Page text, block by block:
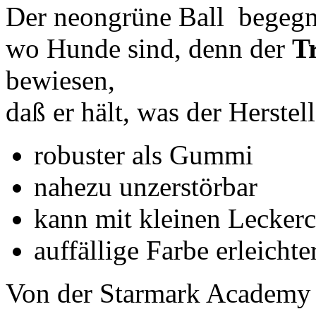
Der neongrüne Ball
wo Hunde sind, denn der
bewiesen,
daß er hält, was der
robuster als Gummi
nahezu unzerstörbar
kann mit kleinen
auffällige Farbe
Von der Starmark